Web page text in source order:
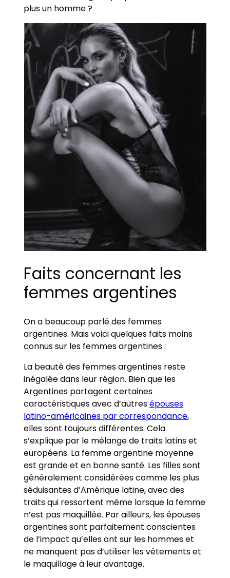
plus un homme ?
Faits concernant les
femmes argentines
On a beaucoup parlé des femmes
argentines. Mais voici quelques faits moins
connus sur les femmes argentines :
La beauté des femmes argentines reste
inégalée dans leur région. Bien que les
Argentines partagent certaines
caractéristiques avec d’autresépouses
latino-américaines par correspondance,
elles sont toujours différentes. Cela
s’explique par le mélange de traits latins et
européens. La femme argentine moyenne
est grande et en bonne santé. Les filles sont
généralement considérées comme les plus
séduisantes d’Amérique latine, avec des
traits qui ressortent même lorsque la femme
n’est pas maquillée. Par ailleurs, les épouses
argentines sont parfaitement conscientes
de l’impact qu’elles ont sur les hommes et
ne manquent pas d’utiliser les vêtements et
le maquillage à leur avantage.